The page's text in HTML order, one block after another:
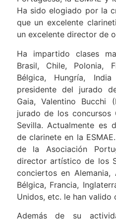
Ha sido elogiado por la
que un excelente
un excelente director de
Ha impartido clases
Brasil, Chile, Polonia,
Bélgica, Hungría,
presidente del jurado
Gaia, Valentino Bucchi
jurado de los concursos
Sevilla. Actualmente es
de clarinete en la
de la Asociación
director artístico de los
conciertos en Alemania,
Bélgica, Francia,
Unidos, etc. le han valido
Además de su